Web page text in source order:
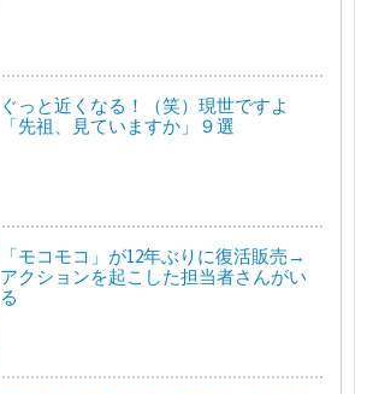
ぐっと近くなる！（笑）現世ですよ
「先祖、見ていますか」９選
「モコモコ」が12年ぶりに復活販売→
アクションを起こした担当者さんがい
る